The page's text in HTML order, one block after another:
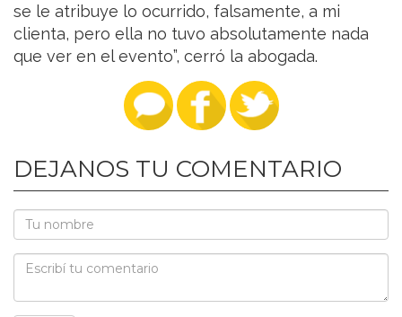
se le atribuye lo ocurrido, falsamente, a mi
clienta, pero ella no tuvo absolutamente nada
que ver en el evento”, cerró la abogada.
DEJANOS TU COMENTARIO